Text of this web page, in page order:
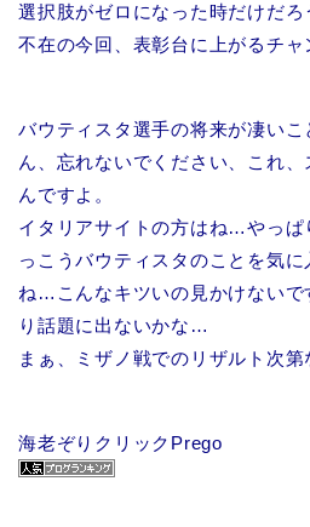
選択肢がゼロになった時だけだ
不在の今回、表彰台に上がるチ
バウティスタ選手の将来が凄い
ん、忘れないでください、これ
んですよ。
イタリアサイトの方はね…やっぱ
っこうバウティスタのことを気
ね…こんなキツいの見かけない
り話題に出ないかな…
まぁ、ミザノ戦でのリザルト次
海老ぞりクリックPrego